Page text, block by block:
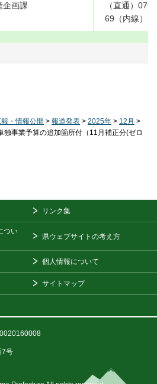
企画課
（直通）
69（内線）
報・情報公開 > 報道発表 > 2025年 > 12月 >
独事業予算の追加箇所付（11月補正分(ゼロ
リンク集
つい
県ウェブサイトの考え方
個人情報について
サイトマップ
7号